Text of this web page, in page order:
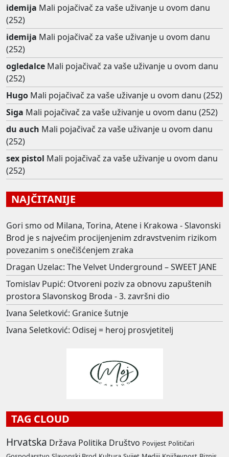
idemija Mali pojačivač za vaše uživanje u ovom danu
(252)
idemija Mali pojačivač za vaše uživanje u ovom danu
(252)
ogledalce Mali pojačivač za vaše uživanje u ovom danu
(252)
Hugo Mali pojačivač za vaše uživanje u ovom danu (252)
Siga Mali pojačivač za vaše uživanje u ovom danu (252)
du auch Mali pojačivač za vaše uživanje u ovom danu
(252)
sex pistol Mali pojačivač za vaše uživanje u ovom danu
(252)
NAJČITANIJE
Gori smo od Milana, Torina, Atene i Krakowa - Slavonski
Brod je s najvećim procijenjenim zdravstvenim rizikom
povezanim s onečišćenjem zraka
Dragan Uzelac: The Velvet Underground – SWEET JANE
Tomislav Pupić: Otvoreni poziv za obnovu zapuštenih
prostora Slavonskog Broda - 3. završni dio
Ivana Seletković: Granice šutnje
Ivana Seletković: Odisej = heroj prosvjetitelj
TAG CLOUD
Hrvatska Država Politika Društvo Povijest Političari